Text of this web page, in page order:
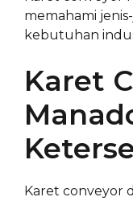
memahami
kebutuhan
Karet
Karet conveyor